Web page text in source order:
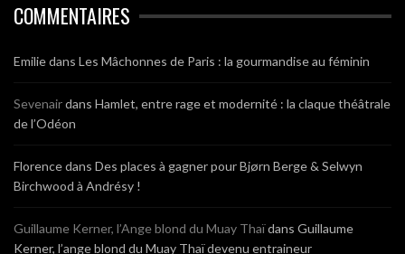
COMMENTAIRES
Emiliedans Les Mâchonnes de Paris : la gourmandise au féminin
Sevenairdans Hamlet, entre rage et modernité : la claque théâtrale
de l’Odéon
Florencedans Des places à gagner pour Bjørn Berge & Selwyn
Birchwood à Andrésy !
Guillaume Kerner, l’Ange blond du Muay Thaïdans Guillaume
Kerner, l’ange blond du Muay Thaï devenu entraineur